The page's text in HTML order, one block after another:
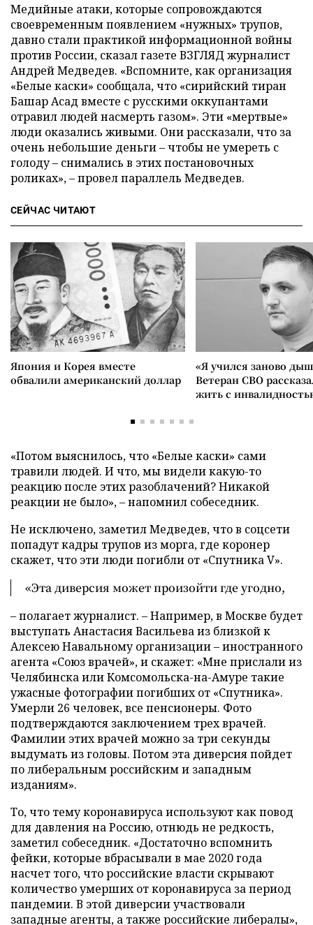
Медийные атаки, которые сопровождаются
своевременным появлением «нужных» трупов,
давно стали практикой информационной войны
против России, сказал газете ВЗГЛЯД журналист
Андрей Медведев. «Вспомните, как организация
«Белые каски» сообщала, что «сирийский тиран
Башар Асад вместе с русскими оккупантами
отравил людей насмерть газом». Эти «мертвые»
люди оказались живыми. Они рассказали, что за
очень небольшие деньги – чтобы не умереть с
голоду – снимались в этих постановочных
роликах», – провел параллель Медведев.
СЕЙЧАС ЧИТАЮТ
Япония и Корея вместе
обвалили американский доллар
«Я учился заново
Ветеран СВО
жить с
«Потом выяснилось, что «Белые каски» сами
травили людей. И что, мы видели какую-то
реакцию после этих разоблачений? Никакой
реакции не было», – напомнил собеседник.
Не исключено, заметил Медведев, что в соцсети
попадут кадры трупов из морга, где коронер
скажет, что эти люди погибли от «Спутника V».
«Эта диверсия может произойти где угодно,
– полагает журналист. – Например, в Москве будет
выступать Анастасия Васильева из близкой к
Алексею Навальному организации – иностранного
агента «Союз врачей», и скажет: «Мне прислали из
Челябинска или Комсомольска-на-Амуре такие
ужасные фотографии погибших от «Спутника».
Умерли 26 человек, все пенсионеры. Фото
подтверждаются заключением трех врачей.
Фамилии этих врачей можно за три секунды
выдумать из головы. Потом эта диверсия пойдет
по либеральным российским и западным
изданиям».
То, что тему коронавируса используют как повод
для давления на Россию, отнюдь не редкость,
заметил собеседник. «Достаточно вспомнить
фейки, которые вбрасывали в мае 2020 года
насчет того, что российские власти скрывают
количество умерших от коронавируса за период
пандемии. В этой диверсии участвовали
западные агенты, а также российские либералы»,